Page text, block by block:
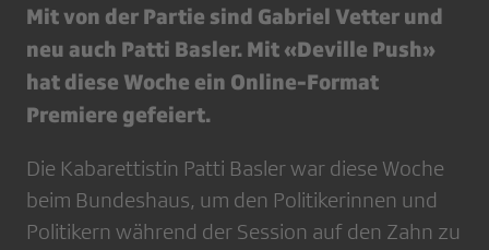
Mit von der Partie sind Gabriel Vetter und
neu auch Patti Basler. Mit «Deville Push»
hat diese Woche ein Online-Format
Premiere gefeiert.
Die Kabarettistin Patti Basler war diese Woche
beim Bundeshaus, um den Politikerinnen und
Politikern während der Session auf den Zahn zu